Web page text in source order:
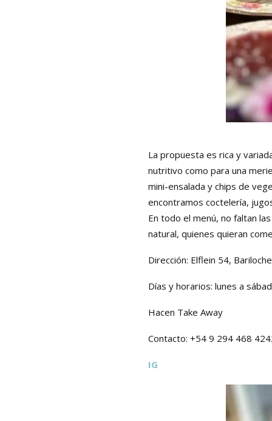
La propuesta es rica y
nutritivo como para una
mini-ensalada y chips de
encontramos coctelería,
En todo el menú, no faltan
natural, quienes quieran
Dirección: Elflein 54,
Días y horarios: lunes a
Hacen Take Away
Contacto: +54 9 294 468
IG